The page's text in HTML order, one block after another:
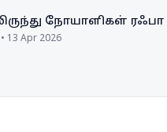
நோயாளிகள்
• 13 Apr 2026